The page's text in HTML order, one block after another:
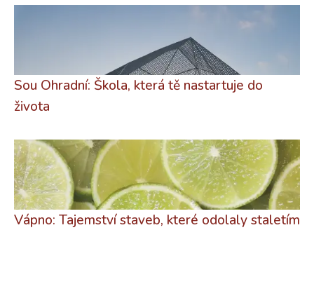
Sou Ohradní: Škola, která tě nastartuje do
života
Vápno: Tajemství staveb, které odolaly staletím